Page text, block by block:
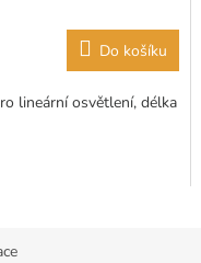
Do košíku
lineární osvětlení, délka